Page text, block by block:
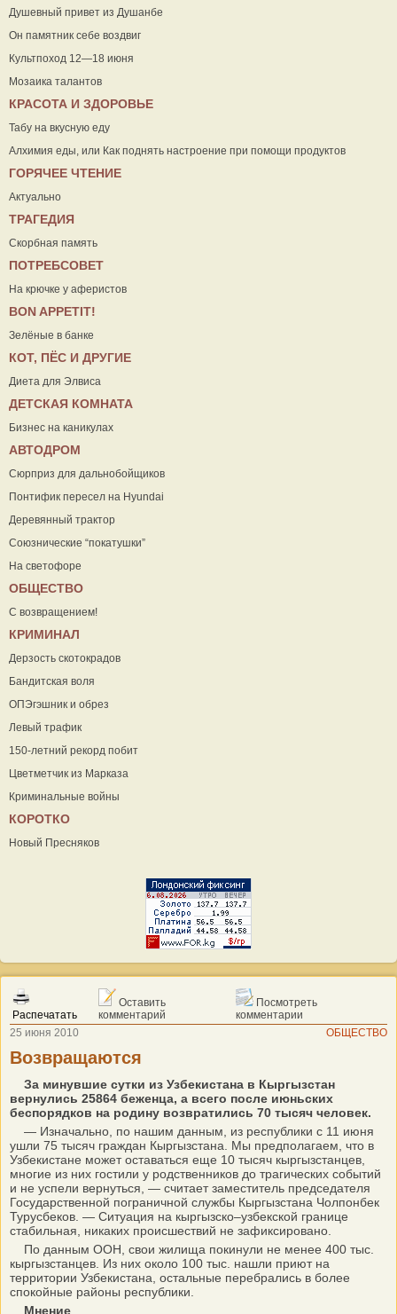
Душевный привет из Душанбе
Он памятник себе воздвиг
Культпоход 12—18 июня
Мозаика талантов
КРАСОТА И ЗДОРОВЬЕ
Табу на вкусную еду
Алхимия еды, или Как поднять настроение при помощи продуктов
ГОРЯЧЕЕ ЧТЕНИЕ
Актуально
ТРАГЕДИЯ
Скорбная память
ПОТРЕБСОВЕТ
На крючке у аферистов
ВON APPETIT!
Зелёные в банке
КОТ, ПЁС И ДРУГИЕ
Диета для Элвиса
ДЕТСКАЯ КОМНАТА
Бизнес на каникулах
АВТОДРОМ
Сюрприз для дальнобойщиков
Понтифик пересел на Hyundai
Деревянный трактор
Союзнические “покатушки”
На светофоре
ОБЩЕСТВО
С возвращением!
КРИМИНАЛ
Дерзость скотокрадов
Бандитская воля
ОПЭгэшник и обрез
Левый трафик
150-летний рекорд побит
Цветметчик из Марказа
Криминальные войны
КОРОТКО
Новый Пресняков
Распечатать
Оставить
комментарий
Посмотреть
комментарии
25 июня 2010
ОБЩЕСТВО
Возвращаются
За минувшие сутки из Узбекистана в Кыргызстан
вернулись 25864 беженца, а всего после июньских
беспорядков на родину возвратились 70 тысяч человек.
— Изначально, по нашим данным, из республики с 11 июня
ушли 75 тысяч граждан Кыргызстана. Мы предполагаем, что в
Узбекистане может оставаться еще 10 тысяч кыргызстанцев,
многие из них гостили у родственников до трагических событий
и не успели вернуться, — считает заместитель председателя
Государственной пограничной службы Кыргызстана Чолпонбек
Турусбеков. — Ситуация на кыргызско–узбекской границе
стабильная, никаких происшествий не зафиксировано.
По данным ООН, свои жилища покинули не менее 400 тыс.
кыргызстанцев. Из них около 100 тыс. нашли приют на
территории Узбекистана, остальные перебрались в более
спокойные районы республики.
Мнение